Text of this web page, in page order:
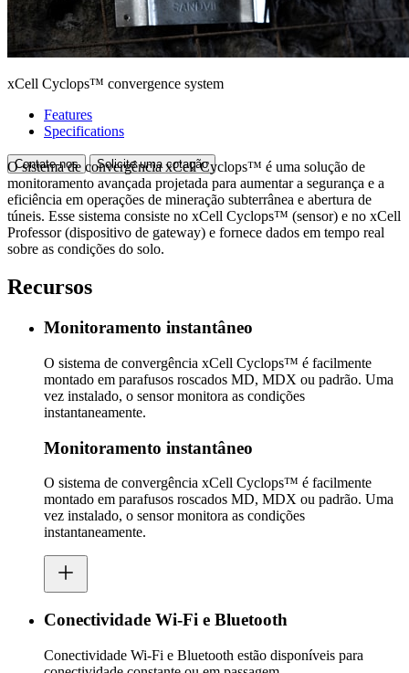
xCell Cyclops™ convergence system
Features
Specifications
Contate-nos Solicite uma cotação
O sistema de convergência xCell Cyclops™ é uma solução de
monitoramento avançada projetada para aumentar a segurança e a
eficiência em operações de mineração subterrânea e abertura de
túneis. Esse sistema consiste no xCell Cyclops™ (sensor) e no xCell
Professor (dispositivo de gateway) e fornece dados em tempo real
sobre as condições do solo.
Recursos
Monitoramento instantâneo
O sistema de convergência xCell Cyclops™ é facilmente
montado em parafusos roscados MD, MDX ou padrão. Uma
vez instalado, o sensor monitora as condições
instantaneamente.
Monitoramento instantâneo
O sistema de convergência xCell Cyclops™ é facilmente
montado em parafusos roscados MD, MDX ou padrão. Uma
vez instalado, o sensor monitora as condições
instantaneamente.
Conectividade Wi-Fi e Bluetooth
Conectividade Wi-Fi e Bluetooth estão disponíveis para